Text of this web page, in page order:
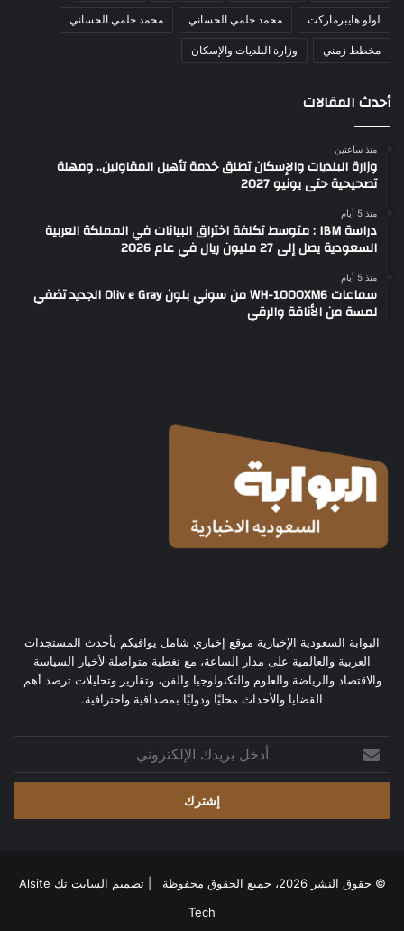
لولو هايبرماركت محمد جلمي الحساني محمد حلمي الحساني
مخطط زمني وزارة البلديات والإسكان
أحدث المقالات
منذ ساعتين
وزارة البلديات والإسكان تطلق خدمة تأهيل المقاولين.. ومهلة
تصحيحية حتى يونيو 2027
منذ 5 أيام
دراسة IBM : متوسط تكلفة اختراق البيانات في المملكة العربية
السعودية يصل إلى 27 مليون ريال في عام 2026
منذ 5 أيام
سماعات WH-1000XM6 من سوني بلون Oliv e Gray الجديد تضفي
لمسة من الأناقة والرقي
البوابة السعودية الإخبارية موقع إخباري شامل يوافيكم بأحدث المستجدات
العربية والعالمية على مدار الساعة، مع تغطية متواصلة لأخبار السياسة
والاقتصاد والرياضة والعلوم والتكنولوجيا والفن، وتقارير وتحليلات ترصد أهم
القضايا والأحداث محليًا ودوليًا بمصداقية واحترافية.
بريدك
الإلكتروني
© حقوق النشر 2026، جميع الحقوق محفوظة | تصميم
السايت تك Alsite
Tech